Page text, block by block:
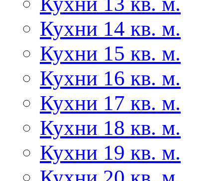
Кухни 14 кв. м.
Кухни 15 кв. м.
Кухни 16 кв. м.
Кухни 17 кв. м.
Кухни 18 кв. м.
Кухни 19 кв. м.